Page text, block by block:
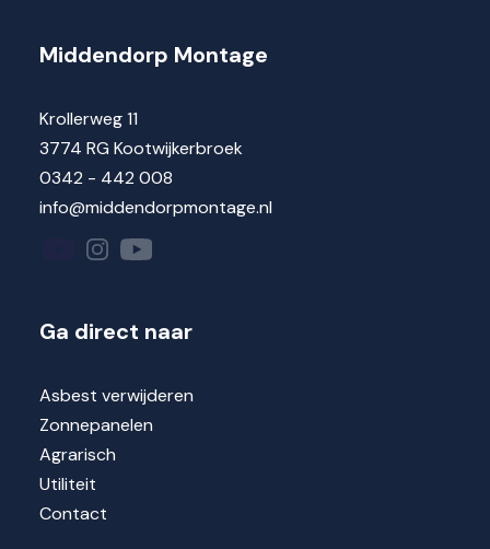
Middendorp Montage
Krollerweg 11
3774 RG Kootwijkerbroek
0342 - 442 008
info@middendorpmontage.nl
Ga direct naar
Asbest verwijderen
Zonnepanelen
Agrarisch
Utiliteit
Contact